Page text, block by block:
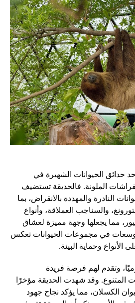
حدائق الحيوانات الشهيرة في
الملونة. فالحديقة تستضيف
النادرة والمهددة بالانقراض، بما
والسناجب العملاقة، وأنواع
مما يجعلها وجهة مميزة لعشاق
في مجموعات الحيوانات تعكس
الأنواع وحماية البيئة.
وتقدم لهم فرصة فريدة
المتنوع. وقد شهدت الحديقة مؤخرًا
الكسلان، مما يؤكد نجاح جهود